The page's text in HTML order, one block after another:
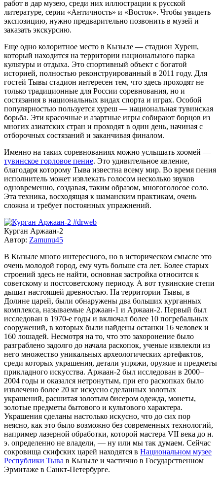
работ в дар музею, среди них иллюстрации к русской
литературе, серии «Античность» и «Восток». Чтобы увидеть
экспозицию, нужно предварительно позвонить в музей и
заказать экскурсию.
Еще одно колоритное место в Кызыле — стадион Хуреш,
который находится на территории национального парка
культуры и отдыха. Это спортивный объект с богатой
историей, полностью реконструированный в 2011 году. Для
гостей Тывы стадион интересен тем, что здесь проходят не
только традиционные для России соревнования, но и
состязания в национальных видах спорта и играх. Особой
популярностью пользуется хуреш — национальная тувинская
борьба. Эти красочные и азартные игры собирают борцов из
многих азиатских стран и проходят в один день, начиная с
отборочных состязаний и заканчивая финалом.
Именно на таких соревнованиях можно услышать хоомей —
тувинское горловое пение. Это удивительное явление,
благодаря которому Тыва известна всему мир. Во время пения
исполнитель может извлекать голосом несколько звуков
одновременно, создавая, таким образом, многоголосое соло.
Эта техника, восходящая к шаманским практикам, очень
сложна и требует постоянных упражнений.
Курган Аржаан-2
Автор: Zamunu45
В Кызыле много интересного, но в историческом смысле это
очень молодой город, ему чуть больше ста лет. Более старых
строений здесь не найти, основная застройка относится к
советскому и постсоветскому периоду. А вот тувинские степи
дышат настоящей древностью. На территории Тывы, в
Долине царей, были обнаружены два больших курганных
комплекса, называемые Аржаан-1 и Аржаан-2. Первый был
исследован в 1970-е годы и включал более 10 погребальных
сооружений, в которых были найдены останки 16 человек и
160 лошадей. Несмотря на то, что это захоронение было
разграблено задолго до начала раскопок, ученые извлекли из
него множество уникальных археологических артефактов,
среди которых украшения, детали упряжи, оружие и предметы
прикладного искусства. Аржаан-2 был исследован в 2000–
2004 годы и оказался нетронутым, при его раскопках было
извлечено более 20 кг искусно сделанных золотых
украшений, расшитая золотым бисером одежда, монеты,
золотые предметы бытового и культового характера.
Украшения сделаны настолько искусно, что до сих пор
неясно, как это было возможно без современных технологий,
например лазерной обработки, которой мастера VII века до н.
э. определенно не владели, — ну или мы так думаем. Сейчас
сокровища скифских царей находятся в Национальном музее
Республики Тыва в Кызыле и частично в Государственном
Эрмитаже в Санкт-Петербурге.